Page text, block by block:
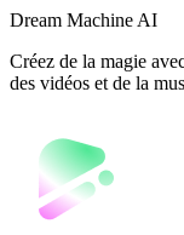
Dream Machine AI
Créez de la magie
des vidéos et de la